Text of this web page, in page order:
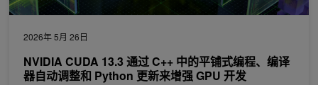
2026年 5月 26日
NVIDIA CUDA 13.3 通过 C++ 中的平铺式编程、编译
器自动调整和 Python 更新来增强 GPU 开发